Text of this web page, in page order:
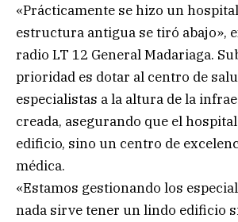
«Prácticamente se hizo un
estructura antigua se tiró abajo»,
radio LT 12 General Madariaga.
prioridad es dotar al centro de
especialistas a la altura de la
creada, asegurando que el
edificio, sino un centro de
médica.
«Estamos gestionando los
nada sirve tener un lindo edificio